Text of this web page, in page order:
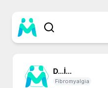
D...İ...
Fibromyalgia